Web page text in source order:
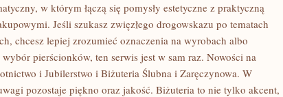
w którym łączą się pomysły estetyczne z praktyczną
Jeśli szukasz zwięzłego drogowskazu po tematach
chcesz lepiej zrozumieć oznaczenia na wyrobach albo
pierścionków, ten serwis jest w sam raz. Nowości na
i Jubilerstwo i Biżuteria Ślubna i Zaręczynowa. W
pozostaje piękno oraz jakość. Biżuteria to nie tylko akcent,